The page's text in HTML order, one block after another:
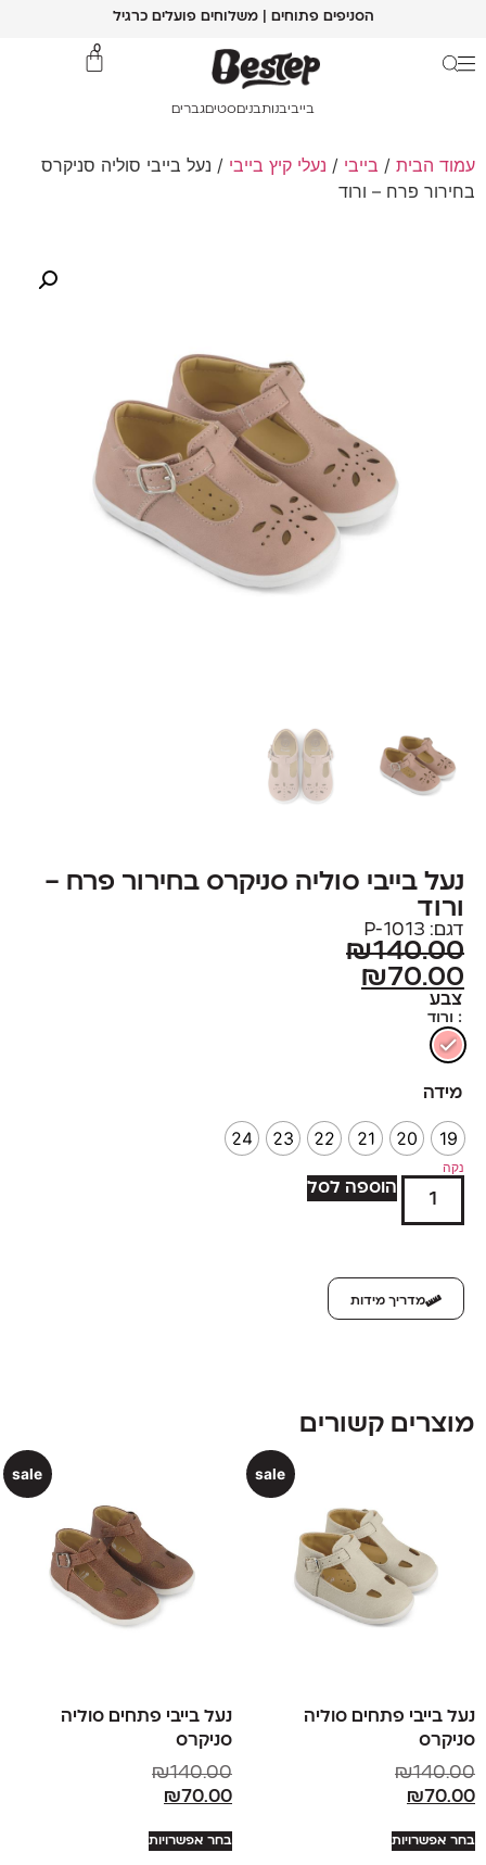
הסניפים פתוחים | משלוחים פועלים כרגיל
0
בייביבנות בנים סטיםגברים
עמוד הבית / בייבי / נעלי קיץ בייבי / נעל בייבי סוליה סניקרס
בחירור פרח – ורוד
נעל בייבי סוליה סניקרס בחירור פרח –
ורוד
דגם: 1013-P
₪140.00
₪70.00
צבע
: ורוד
מידה
19
20
21
22
23
24
נקה
הוספה לסל
מדריך מידות
מוצרים קשורים
sale
נעל בייבי פתחים סוליה
סניקרס
₪140.00
₪ 70.00
בחר אפשרויות
sale
נעל בייבי פתחים סוליה
סניקרס
₪140.00
₪ 70.00
בחר אפשרויות